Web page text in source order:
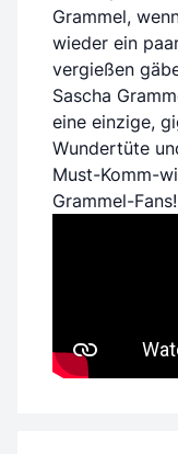
Grammel,
wieder ein
vergießen
Sascha
eine einzige,
Wundertüte
Must-Komm-
Grammel-Fans!